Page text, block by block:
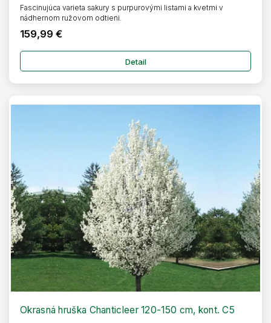
159,99 €
Detail
Fascinujúca varieta sakury s purpurovými listami a kvetmi v
nádhernom ružovom odtieni.
Okrasná hruška Chanticleer 120-150 cm, kont. C5